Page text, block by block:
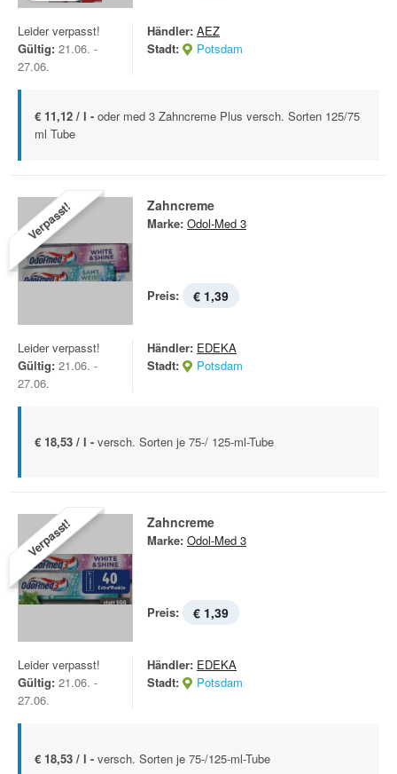
Leider verpasst!
Gültig: 21.06. -
27.06.
Händler: AEZ
Stadt:
Potsdam
€ 11,12 / l - oder med 3 Zahncreme Plus versch. Sorten 125/75
ml Tube
Verpasst! Zahncreme
Marke: Odol-Med 3
Preis: € 1,39
Leider verpasst!
Gültig: 21.06. -
27.06.
Händler: EDEKA
Stadt:
Potsdam
€ 18,53 / l - versch. Sorten je 75-/ 125-ml-Tube
Verpasst! Zahncreme
Marke: Odol-Med 3
Preis: € 1,39
Leider verpasst!
Gültig: 21.06. -
27.06.
Händler: EDEKA
Stadt:
Potsdam
€ 18,53 / l - versch. Sorten je 75-/125-ml-Tube